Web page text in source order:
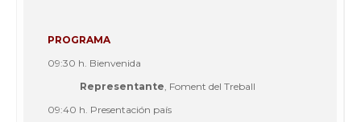
PROGRAMA
09:30 h. Bienvenida
Representante , Foment del Treball
09:40 h. Presentación país